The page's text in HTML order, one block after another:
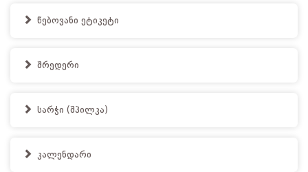
წებოვანი ეტიკეტი
შრედერი
სარჭი (შპილკა)
კალენდარი